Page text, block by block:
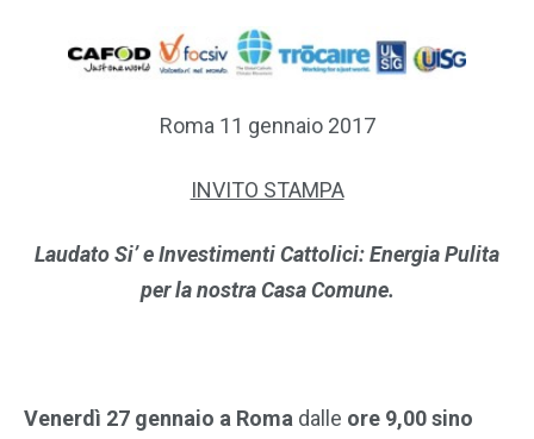
Roma 11 gennaio 2017
INVITO STAMPA
Laudato Si’ e Investimenti Cattolici: Energia Pulita
per la nostra Casa Comune.
Venerdì 27 gennaio a Roma dalle ore 9,00 sino